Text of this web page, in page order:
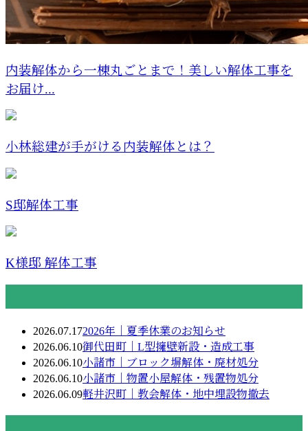
内装解体から一棟丸ごとまで！美しい解体工事を
お届け...
小林総建が手がける内装解体とは？
S邸解体工事
K様邸 解体工事
2026.07.172026年｜夏季休業のお知らせ
2026.06.10御代田町｜L型擁壁新設・造成工事
2026.06.10小諸市｜ブロック塀解体・廃材処分
2026.06.10小諸市｜物置小屋解体・残置物処分
2026.06.09軽井沢町｜教会解体・地中埋設物撤去